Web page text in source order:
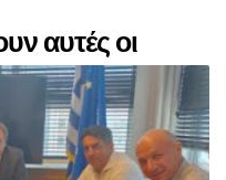
αυτές οι